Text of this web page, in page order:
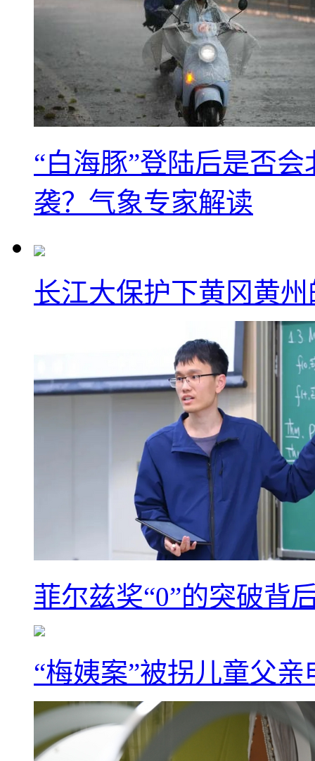
“白海豚”登陆后是否
袭？气象专家解读
长江大保护下黄冈黄
菲尔兹奖“0”的突破背
“梅姨案”被拐儿童父